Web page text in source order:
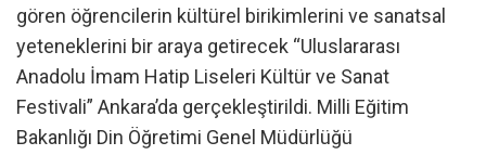
gören öğrencilerin kültürel birikimlerini ve sanatsal
yeteneklerini bir araya getirecek “Uluslararası
Anadolu İmam Hatip Liseleri Kültür ve Sanat
Festivali” Ankara’da gerçekleştirildi. Milli Eğitim
Bakanlığı Din Öğretimi Genel Müdürlüğü